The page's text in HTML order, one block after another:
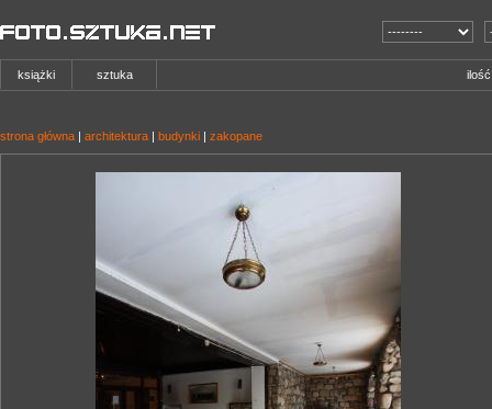
książki sztuka
strona główna | architektura | budynki | zakopane